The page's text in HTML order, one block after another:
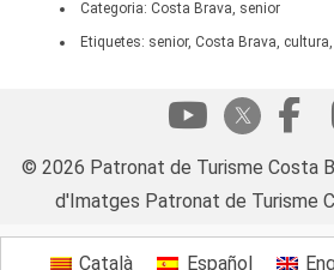
Categoria: Costa Brava, senior
Etiquetes: senior, Costa Brava,
© 2026 Patronat de Turisme Costa
d'Imatges Patronat de Turisme
Català Español